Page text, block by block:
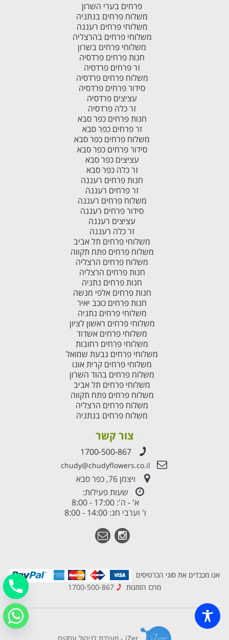
פרחים בערי השרון
משלוח פרחים בנתניה
משלוחי פרחים רעננה
משלוחי פרחים בהרצליה
משלוחי פרחים בשרון
חנות פרחים פרדסיה
זר פרחים פרדסיה
משלוח פרחים פרדסיה
סידור פרחים פרדסיה
עציצים פרדסיה
זר כלה פרדסיה
חנות פרחים כפר סבא
זר פרחים כפר סבא
משלוח פרחים כפר סבא
סידור פרחים כפר סבא
עציצים כפר סבא
זר כלה כפר סבא
חנות פרחים רעננה
זר פרחים רעננה
משלוח פרחים רעננה
סידור פרחים רעננה
עציצים רעננה
זר כלה רעננה
משלוחי פרחים תל אביב
משלוח פרחים פתח תקווה
משלוח פרחים הרצליה
חנות פרחים הרצליה
חנות פרחים נתניה
חנות פרחים אלפי מנשה
חנות פרחים כוכב יאיר
משלוחי פרחים נתניה
משלוחי פרחים ראשון לציון
משלוחי פרחים אשדוד
משלוחי פרחים רחובות
משלוחי פרחים גבעת שמואל
משלוחי פרחים קרית אונו
משלוח פרחים בהוד השרון
משלוחי פרחים תל אביב
משלוח פרחים פתח תקווה
משלוח פרחים הרצליה
משלוח פרחים בנתניה
צור קשר
1700-500-867
chudy@chudyflowers.co.il
ויצמן 76, כפר סבא
שעות פעילות:
א' - ה': 17:00 - 8:00
ו' וערבי חג: 14:00 - 8:00
אנו מכבדים את סוגי הכרטיסים
מרכז הזמנות